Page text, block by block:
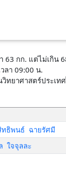
63 กก. แต่ไม่เกิน
ลา 09:00 น.
ทยาศาสตร์ประเท
ทธิพนธ์ ฉายรัศมี
ใจจุลละ